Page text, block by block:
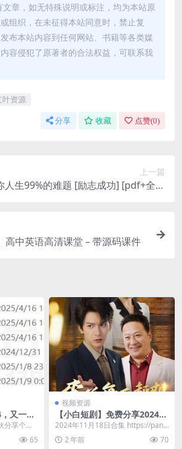
文章，如无特殊说明或标注，均为本站原
组织，在未征得本站同意时，禁止复
布本站内容到任何网站、书籍等各类媒
容侵犯了原著者的合法权益，可联系我
叶资源
分享 收藏 点赞(0)
上一篇
人生99%的难题 [励志成功] [pdf+全格
高中英语高清课堂 – 带源码课件
又一神
分享个超
@二零一
65
视频资源
【小白短剧】免费分享2024年
11月18日
2024年11月18日合集 https://pan.
quark.cn/s/c81...
2 年前 70